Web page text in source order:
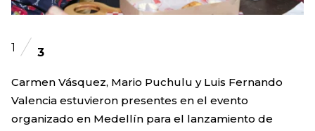
1 3
Carmen Vásquez, Mario Puchulu y Luis Fernando
Valencia estuvieron presentes en el evento
organizado en Medellín para el lanzamiento de